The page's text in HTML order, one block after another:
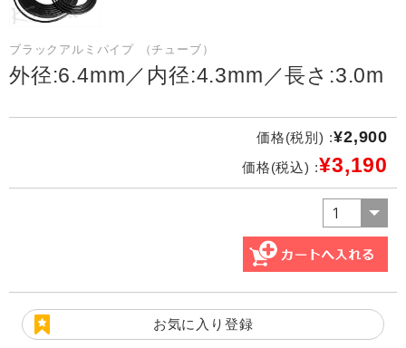
ブラックアルミパイプ （チューブ）
外径:6.4mm／内径:4.3mm／長さ:3.0m
価格(税別) :¥2,900
価格(税込) :¥3,190
お気に入り登録